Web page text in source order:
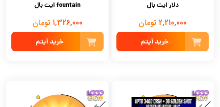
دلار ایت بال
2,210,000 تومان
خرید آیتم
fountain ایت بال
1,326,000 تومان
خرید آیتم